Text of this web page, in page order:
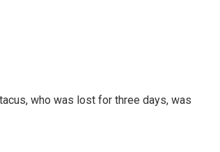
who was lost for three days, was